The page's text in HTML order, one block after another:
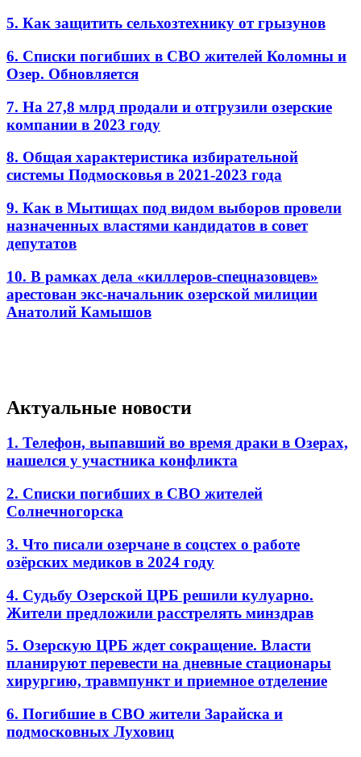
5. Как защитить сельхозтехнику от грызунов
6. Списки погибших в СВО жителей Коломны и
Озер. Обновляется
7. На 27,8 млрд продали и отгрузили озерские
компании в 2023 году
8. Общая характеристика избирательной
системы Подмосковья в 2021-2023 года
9. Как в Мытищах под видом выборов провели
назначенных властями кандидатов в совет
депутатов
10. В рамках дела «киллеров-спецназовцев»
арестован экс-начальник озерской милиции
Анатолий Камышов
Актуальные новости
1. Телефон, выпавший во время драки в Озерах,
нашелся у участника конфликта
2. Списки погибших в СВО жителей
Солнечногорска
3. Что писали озерчане в соцстех о работе
озёрских медиков в 2024 году
4. Судьбу Озерской ЦРБ решили кулуарно.
Жители предложили расстрелять минздрав
5. Озерскую ЦРБ ждет сокращение. Власти
планируют перевести на дневные стационары
хирургию, травмпункт и приемное отделение
6. Погибшие в СВО жители Зарайска и
подмосковных Луховиц